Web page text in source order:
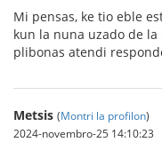
Mi pensas, ke tio eble
kun la nuna uzado de la
plibonas atendi
Metsis (Montri la profilon)
2024-novembro-25 14:10:23